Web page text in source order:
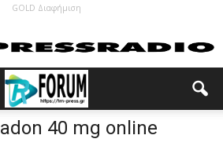
GOLD Διαφήμιση
40 mg online